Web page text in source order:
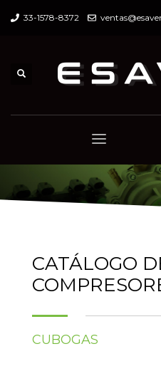
33-1578-8372
CATÁLOGO
CUBOGAS